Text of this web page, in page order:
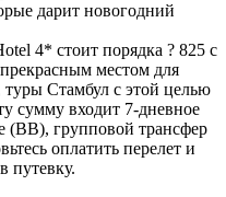
дарит новогодний
4* стоит порядка ? 825 с
местом для
Стамбул c этой целью
сумму входит 7-дневное
(ВВ), групповой трансфер
оплатить перелет и
путевку.